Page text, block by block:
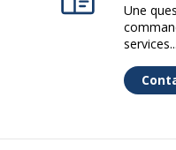
Une
services...